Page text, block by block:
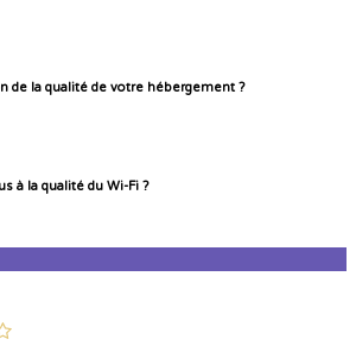
de la qualité de votre hébergement ?
à la qualité du Wi-Fi ?